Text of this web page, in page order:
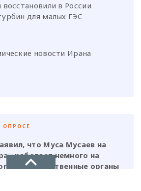
в России
для малых ГЭС
новости Ирана
ОПРОСЕ
что Муса Мусаев на
«работает немного на
как следственные органы